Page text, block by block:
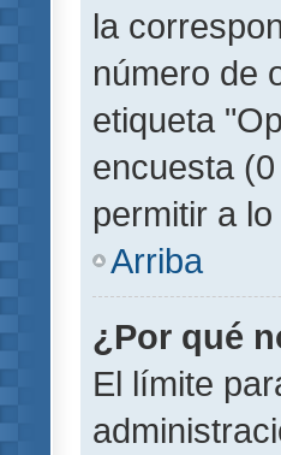
la
número de
etiqueta
encuesta
permitir a
Arriba
¿Por qué
El límite